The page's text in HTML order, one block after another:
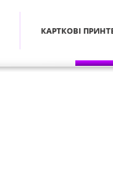
КАРТКОВІ